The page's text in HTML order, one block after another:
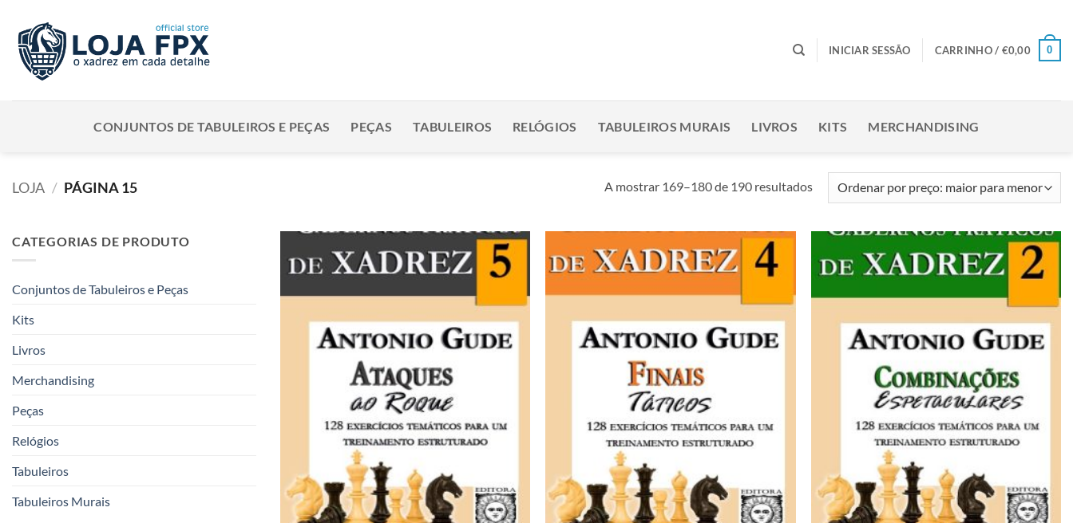
content
INICIAR SESSÃO CARRINHO / €0,00 0
CONJUNTOS DE TABULEIROS E PEÇAS PEÇAS TABULEIROS RELÓGIOS TABULEIROS MURAIS LIVROS KITS MERCHANDISING
LOJA / PÁGINA 15 A mostrar 169–180 de 190 resultadosOrdenado
por
para
CATEGORIAS DE PRODUTO
Conjuntos de Tabuleiros e Peças
Kits
Livros
Merchandising
Peças
Relógios
Tabuleiros
Tabuleiros Murais
Adicionar
Adicionar
Adicionar